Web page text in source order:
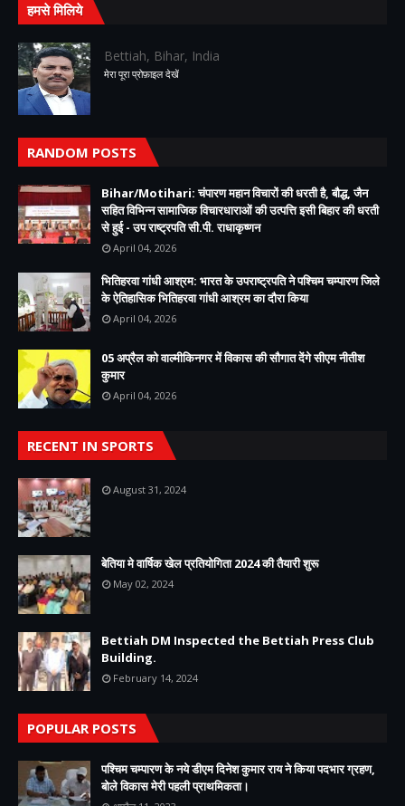
हमसे मिलिये
Bettiah, Bihar, India
मेरा पूरा प्रोफ़ाइल देखें
RANDOM POSTS
Bihar/Motihari: चंपारण महान विचारों की धरती है, बौद्ध, जैन
सहित विभिन्न सामाजिक विचारधाराओं की उत्पत्ति इसी बिहार की धरती
से हुई - उप राष्ट्रपति सी.पी. राधाकृष्णन
April 04, 2026
भितिहरवा गांधी आश्रम: भारत के उपराष्ट्रपति ने पश्चिम चम्पारण जिले
के ऐतिहासिक भितिहरवा गांधी आश्रम का दौरा किया
April 04, 2026
05 अप्रैल को वाल्मीकिनगर में विकास की सौगात देंगे सीएम नीतीश
कुमार
April 04, 2026
RECENT IN SPORTS
August 31, 2024
बेतिया मे वार्षिक खेल प्रतियोगिता 2024 की तैयारी शुरू
May 02, 2024
Bettiah DM Inspected the Bettiah Press Club
Building.
February 14, 2024
POPULAR POSTS
पश्चिम चम्पारण के नये डीएम दिनेश कुमार राय ने किया पदभार ग्रहण,
बोले विकास मेरी पहली प्राथमिकता।